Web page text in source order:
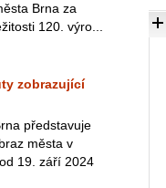
Brna za
120. výro...
zobrazující
představuje
města v
19. září 2024